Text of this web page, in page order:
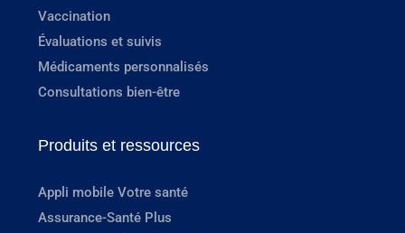
Vaccination
Évaluations et suivis
Médicaments personnalisés
Consultations bien-être
Produits et ressources
Appli mobile Votre santé
Assurance-Santé Plus